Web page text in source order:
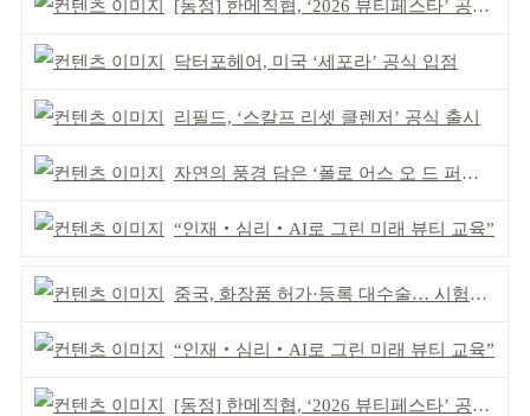
[동정] 한메직협, ‘2026 뷰티페스타’ 공동 주최
닥터포헤어, 미국 ‘세포라’ 공식 입점
리필드, ‘스칼프 리셋 클렌저’ 공식 출시
자연의 풍경 담은 ‘폴로 어스 오 드 퍼퓸’ 4종 출시
“인재‧심리‧AI로 그린 미래 뷰티 교육”
중국, 화장품 허가·등록 대수술… 시험자료 공용 허용
“인재‧심리‧AI로 그린 미래 뷰티 교육”
[동정] 한메직협, ‘2026 뷰티페스타’ 공동 주최